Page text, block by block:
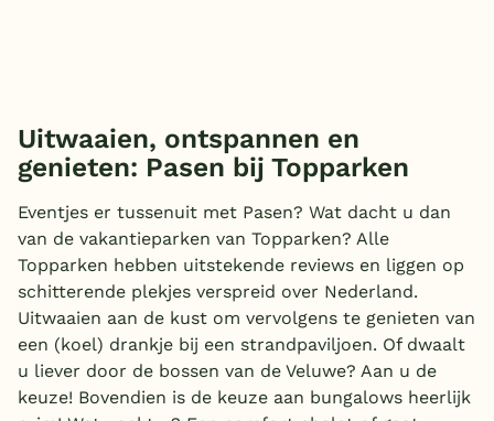
Uitwaaien, ontspannen en
genieten: Pasen bij Topparken
Eventjes er tussenuit met Pasen? Wat dacht u dan
van de vakantieparken van Topparken? Alle
Topparken hebben uitstekende reviews en liggen op
schitterende plekjes verspreid over Nederland.
Uitwaaien aan de kust om vervolgens te genieten van
een (koel) drankje bij een strandpaviljoen. Of dwaalt
u liever door de bossen van de Veluwe? Aan u de
keuze! Bovendien is de keuze aan bungalows heerlijk